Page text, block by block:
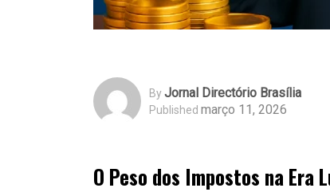
ByJornal Directório Brasília
Published março 11, 2026
O Peso dos Impostos na Era